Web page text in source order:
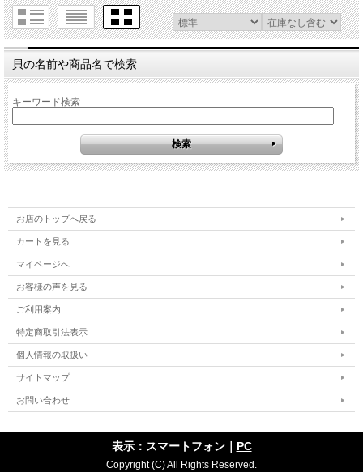
貝の名前や商品名で検索
キーワード検索
お店のトップへ戻る
カートを見る
マイページへ
お客様の声を見る
ご利用案内
特定商取引法表示
個人情報の取扱い
サイトマップ
お問い合わせ
表示：スマートフォン｜ PC
Copyright (C) All Rights Reserved.